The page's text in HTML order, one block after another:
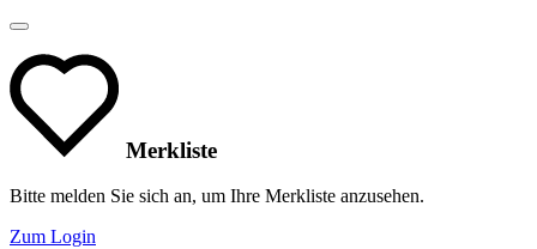
Merkliste
Bitte melden Sie sich an, um Ihre Merkliste anzusehen.
Zum Login